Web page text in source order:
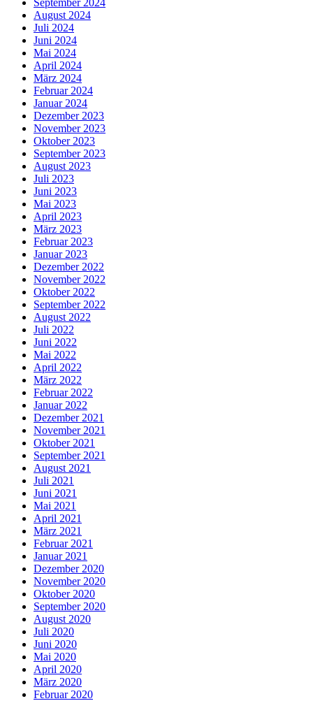
August 2024
Juli 2024
Juni 2024
Mai 2024
April 2024
März 2024
Februar 2024
Januar 2024
Dezember 2023
November 2023
Oktober 2023
September 2023
August 2023
Juli 2023
Juni 2023
Mai 2023
April 2023
März 2023
Februar 2023
Januar 2023
Dezember 2022
November 2022
Oktober 2022
September 2022
August 2022
Juli 2022
Juni 2022
Mai 2022
April 2022
März 2022
Februar 2022
Januar 2022
Dezember 2021
November 2021
Oktober 2021
September 2021
August 2021
Juli 2021
Juni 2021
Mai 2021
April 2021
März 2021
Februar 2021
Januar 2021
Dezember 2020
November 2020
Oktober 2020
September 2020
August 2020
Juli 2020
Juni 2020
Mai 2020
April 2020
März 2020
Februar 2020